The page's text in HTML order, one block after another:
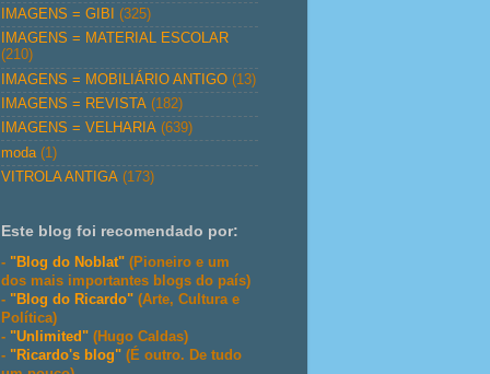
IMAGENS = GIBI
(325)
IMAGENS = MATERIAL ESCOLAR
(210)
IMAGENS = MOBILIÁRIO ANTIGO (13)
IMAGENS = REVISTA (182)
IMAGENS = VELHARIA (639)
moda (1)
VITROLA ANTIGA (173)
Este blog foi recomendado por:
- "Blog do Noblat" (Pioneiro e um
dos mais importantes blogs do país)
- "Blog do Ricardo" (Arte, Cultura e
Política)
- "Unlimited" (Hugo Caldas)
- "Ricardo's blog" (É outro. De tudo